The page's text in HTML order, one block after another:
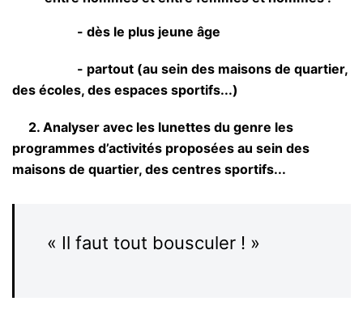
- dès le plus jeune âge
- partout (au sein des maisons de quartier,
des écoles, des espaces sportifs...)
2. Analyser avec les lunettes du genre les
programmes d’activités proposées au sein des
maisons de quartier, des centres sportifs...
« Il faut tout bousculer ! »